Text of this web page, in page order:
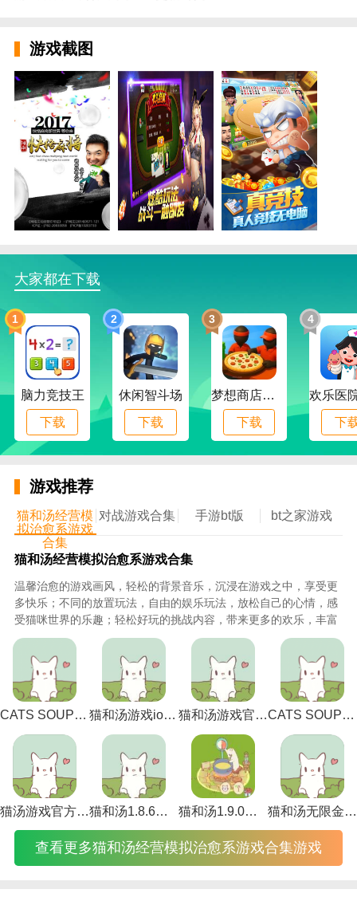
裏可以凭借自己技术来创造财富，大量的在线玩家为玩
与。
2、和自己的好友一起相约在游戏中去竞技，新人进场
就有超多福利，海量金币免费送，享受最刺激的棋牌游
戏，顶级团队支持，经典的炸金花、牛牛等玩法可以体
验。
3、线下约局，特色好友房，三湘互娱棋牌自定义游戏
规则，三湘互娱棋牌快乐无极限；
4、百万棋牌爱好者们的手机必备的游戏，棋牌娱乐的
同时抢抢红包也是很不错的，让你轻松的赢金币。
安全游戏环境玩家选择它的理由，奖品会第一时间发送
给中奖用户，不用担心平台跑路。
三湘互娱棋牌推荐理由
1、-教学闭环：4步闭环输入到输出，理解、练习、阅
读、跟读，全面提升能力 。
2、很多斗地主游戏新手都没有算牌的习惯，小编在刚
好几次的亏才意识到算牌的重要性。当然这个技能并不
是一蹴而就的，需要玩家在长期游戏的过程中不断的修
炼。
3、新的d引擎技术创造了一款无死角的日本游戏，制作
三湘互娱棋牌点评
1、在进行这个游戏的时候，你需要保持高度的紧张，
才能顺利过关。
2、提现账号可以修改吗?
3、此外，该软件中还有很多二手车资源。各类二手车
4、性能管理
5、丰富挑战，感受最强的英雄作战模式;
游戏截图
大家都在下载
1
脑力竞技王
下载
2
休闲智斗场
下载
3
梦想商店物语
下载
4
下
游戏推荐
猫和汤经营模
拟治愈系游戏
合集
对战游戏合集 手游bt版 bt之家游戏
猫和汤经营模拟治愈系游戏合集
温馨治愈的游戏画风，轻松的背景音乐，沉浸在游戏之中，享受更
多快乐；不同的放置玩法，自由的娱乐玩法，放松自己的心情，感
受猫咪世界的乐趣；轻松好玩的挑战内容，带来更多的欢乐，丰富
有趣的娱乐方式，给你惊喜。
CATS SOUP ios下载-CATS SOUP ios苹果版 v2.2.0 猫和汤游戏ios下载-猫和汤游戏ios中文最新版 v2.2.0 猫和汤游戏官方下载-猫和汤游戏官方最新版（cats and soup） v2.2.0 CATS SOUP游戏下载-CATS SOUP游戏中文版 v2.2.0
猫汤游戏官方下载无广告下载-猫汤游戏官方下载无广告最新版本 v2.2.0 猫和汤1.8.6下载-猫和汤1.8.6最新版本官方版(Cats&Soup) v2.2.0 猫和汤1.9.0中文版下载-猫和汤1.9.0中文最新版 v2.2.0 猫和汤无限金币版无限钻石版破解下载-猫和汤无限金币版无限钻石版破解安卓中文版 v2.2.0
查看更多猫和汤经营模拟治愈系游戏合集游戏